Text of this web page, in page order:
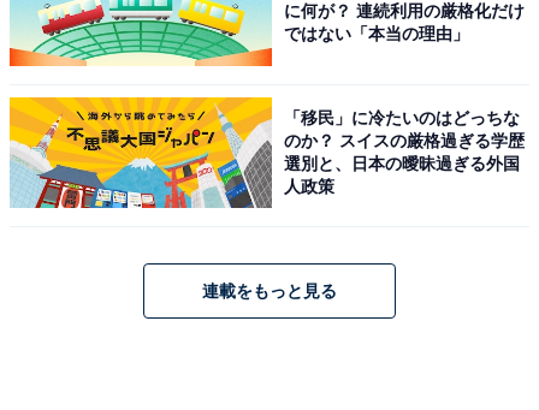
Amazonが提供している音楽ストリーミングサービスで
す。追加費用なしで1億曲の楽曲を、広告なしで楽しむ
ことができます。
Amazon Photos
Amazonが提供しているフォトストレージサービスで
真をスライドショーとしてテレビに映し出すこともでき
に何が？ 連続利用の厳格化だけ
ではない「本当の理由」
「移民」に冷たいのはどっちな
のか？ スイスの厳格過ぎる学歴
選別と、日本の曖昧過ぎる外国
人政策
連載をもっと見る